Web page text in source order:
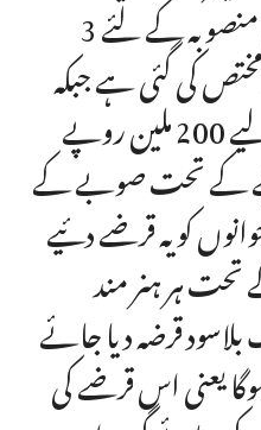
العمل کیا جائے گا۔ اس منصوبہ کے لئے 3
کی گئی ہے جبکہ
امسال 2024-25 کے لیے 200 ملین روپے
کے تحت صوبے کے
مند نوجوانوں کو یہ قرضے دئیے
ہر ہنر مند
تک بلاسود قرضہ دیا جائے
ہوگا یعنی اس قرضے کی